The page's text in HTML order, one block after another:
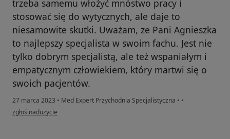
trzeba samemu włożyć mnóstwo pracy i
stosować się do wytycznych, ale daje to
niesamowite skutki. Uważam, ze Pani Agnieszka
to najlepszy specjalista w swoim fachu. Jest nie
tylko dobrym specjalistą, ale też wspaniałym i
empatycznym człowiekiem, który martwi się o
swoich pacjentów.
27 marca 2023 • Med Expert Przychodnia Specjalistyczna • •
w opinii użytkownika Julia
zgłoś nadużycie